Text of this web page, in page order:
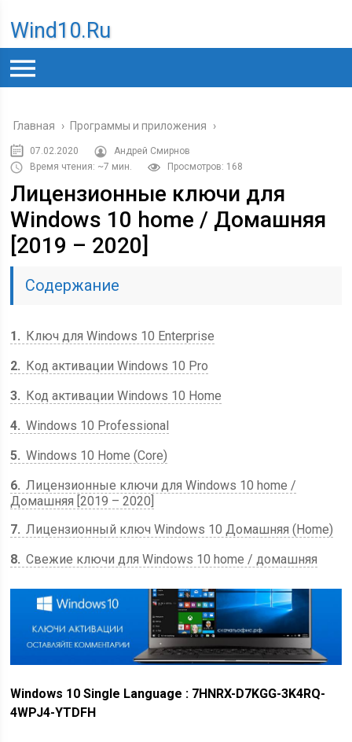
Wind10.ru
Главная › Программы и приложения ›
07.02.2020
Андрей Смирнов
Время чтения: ~7 мин.
Просмотров: 168
Лицензионные ключи для
Windows 10 home / Домашняя
[2019 – 2020]
Содержание
1
Ключ для Windows 10 Enterprise
2
Код активации Windows 10 Pro
3
Код активации Windows 10 Home
4 Windows 10 Professional
5 Windows 10 Home (Core)
6 Лицензионные ключи для Windows 10 home /
Домашняя [2019 – 2020]
7 Лицензионный ключ Windows 10 Домашняя (Home)
8 Свежие ключи для Windows 10 home / домашняя
Windows 10 Single Language : 7HNRX-D7KGG-3K4RQ-
4WPJ4-YTDFH